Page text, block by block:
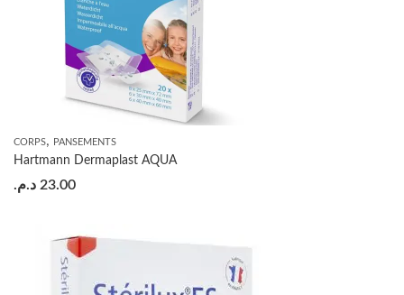
CORPS, PANSEMENTS
Hartmann Dermaplast AQUA
23.00 د.م.